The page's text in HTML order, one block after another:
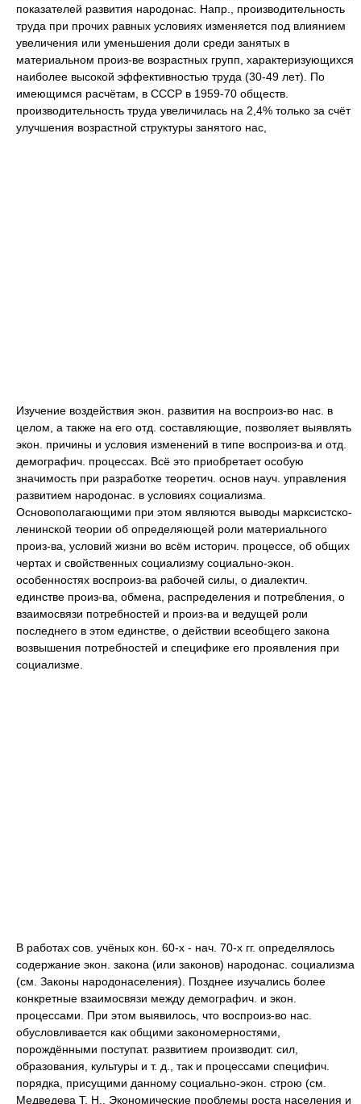
показателей развития народонас. Напр., производительность
труда при прочих равных условиях изменяется под влиянием
увеличения или уменьшения доли среди занятых в
материальном произ-ве возрастных групп, характеризующихся
наиболее высокой эффективностью труда (30-49 лет). По
имеющимся расчётам, в СССР в 1959-70 обществ.
производительность труда увеличилась на 2,4% только за счёт
улучшения возрастной структуры занятого нас,
Изучение воздействия экон. развития на воспроиз-во нас. в
целом, а также на его отд. составляющие, позволяет выявлять
экон. причины и условия изменений в типе воспроиз-ва и отд.
демографич. процессах. Всё это приобретает особую
значимость при разработке теоретич. основ науч. управления
развитием народонас. в условиях социализма.
Основополагающими при этом являются выводы марксистско-
ленинской теории об определяющей роли материального
произ-ва, условий жизни во всём историч. процессе, об общих
чертах и свойственных социализму социально-экон.
особенностях воспроиз-ва рабочей силы, о диалектич.
единстве произ-ва, обмена, распределения и потребления, о
взаимосвязи потребностей и произ-ва и ведущей роли
последнего в этом единстве, о действии всеобщего закона
возвышения потребностей и специфике его проявления при
социализме.
В работах сов. учёных кон. 60-х - нач. 70-х гг. определялось
содержание экон. закона (или законов) народонас. социализма
(см. Законы народонаселения). Позднее изучались более
конкретные взаимосвязи между демографич. и экон.
процессами. При этом выявилось, что воспроиз-во нас.
обусловливается как общими закономерностями,
порождёнными поступат. развитием производит. сил,
образования, культуры и т. д., так и процессами специфич.
порядка, присущими данному социально-экон. строю (см.
Медведева Т. Н., Экономические проблемы роста населения и